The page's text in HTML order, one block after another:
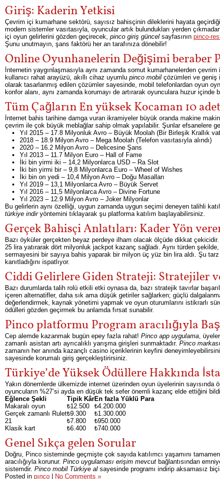
Giriş: Kaderin Yetkisi
Çevrim içi kumarhane sektörü, sayısız bahisçinin dileklerini hayata
modern sistemler vasıtasıyla, oyuncular artık bulundukları yerden
içi oyun gelirlerini gözden geçirecek, pinco giriş güncel sayfasının pinco-
Şunu unutmayın, şans faktörü her an tarafınıza dönebilir!
Online Oyunhanelerin Değişimi beraber
İnternetin yaygınlaşmasıyla aynı zamanda somut kumarhanelerden
kullanıcı rahat arayüzü, akıllı cihaz uyumlu pinco mobil çözümleri ve geniş
olarak tasarlanmış edilen çözümler sayesinde, mobil telefonlardan oyun
konfor alanı, aynı zamanda korumayı de artırarak oyunculara huzur içinde
Tüm Çağların En yüksek Kocaman 10
İnternet bahis tarihine damga vuran ikramiyeler büyük oranda makine
çevrim ile çok büyük meblağlar sahip olmak yapılabilir. Şunlar efsanelere
Yıl 2015 – 17.8 Milyonluk Avro – Büyük Moolah (Bir Birleşik Krallık
2018 – 18.9 Milyon Avro – Mega Moolah (Telefon vasıtasıyla alındı)
2020 – 16.2 Milyon Avro – Delicesine Şans
Yıl 2013 – 11.7 Milyon Euro – Hall of Fame
İki bin yirmi iki – 14,2 Milyonlarca USD – Ra Slot
İki bin yirmi bir – 9,8 Milyonlarca Euro – Wheel of Wishes
İki bin on yedi – 10,4 Milyon Avro – Doğu Masalları
Yıl 2019 – 13,1 Milyonlarca Avro – Büyük Servet
Yıl 2016 – 11,5 Milyonlarca Avro – Divine Fortune
Yıl 2023 – 12.9 Milyon Avro – Joker Milyonlar
Bu gelirlerin aynı özelliği, uygun zamanda uygun seçimi deneyen talihli
türkiye indiryöntemini tıklayarak şu platforma katılım başlayabilirsiniz.
Gerçek Bahisçi Anlatıları: Kader Yön
Bazı öyküler gerçekten beyaz perdeye ilham olacak ölçüde dikkat
25 lira yatırarak dört milyonluk jackpot kazanç sağladı. Aynı türden
sermayesini bir sayıya bahis yaparak bir milyon üç yüz bin lira aldı. Şu
kanıtladığını ispatlıyor.
Ciddi Gelirlere Giden Strateji: Stratejiler
Bazı durumlarda talih rolü etkili etki oynasa da, bazı stratejik tavırlar
içeren alternatifler, daha sık ama düşük getiriler sağlarken; güçlü
değerlendirmek, kaynak yönetimi yapmak ve oyun oturumlarını istikrarlı
ödülleri gözden geçirmek bu anlamda fırsat sunabilir.
Pinco platformu Program aracılığıyla
Cep alemde kazanmak bugün epey fazla rahat! Pinco app uygulama,
zamanlı asistan artı ayrıcalıklı yarışma girişleri sunmaktadır. Pinco
zamanın her anında kazançlı casino içeriklerinin keyfini
sayesinde korumalı giriş gerçekleştirirsiniz.
Türkiye’de Yüksek Ödüllere Hakkında
Yakın dönemlerde ülkemizde internet üzerinden oyun üyelerinin
oyuncuların %27’si ayda en düşük tek sefer önemli kazanç elde ettiğini
Eğlence Şekli
Tipik KârEn fazla Yüklü Para
Makaralı oyun
₺12.500
₺4.200.000
Gerçek zamanlı Rulet₺9.300
₺1.300.000
21
₺7.800
₺950.000
Klasik kart
₺6.400 ₺740.000
Genel Sıkça gelen Sorular
Doğru, Pinco sisteminde geçmişte çok sayıda katılımcı yaşamını
aracılığıyla korunur. Pinco uygulaması erişim mevcut bağlantısından
sistemdir. Pinco mobil Türkiye al sayesinde programı indirip aksamasız
Posted in pınco No Comments »